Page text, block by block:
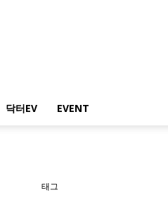
닥터EV EVENT
태그